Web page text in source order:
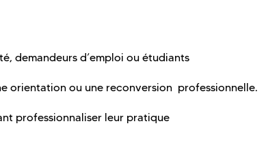
demandeurs d’emploi ou étudiants
orientation ou une reconversion professionnelle.
professionnaliser leur pratique